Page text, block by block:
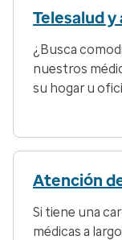
Telesalud
¿Busca
nuestros
su hogar u
Atención
Si tiene una
médicas a